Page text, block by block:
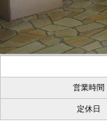
営業時間
定休日